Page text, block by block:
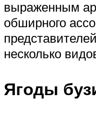
выраженным
обширного
несколько
Ягоды